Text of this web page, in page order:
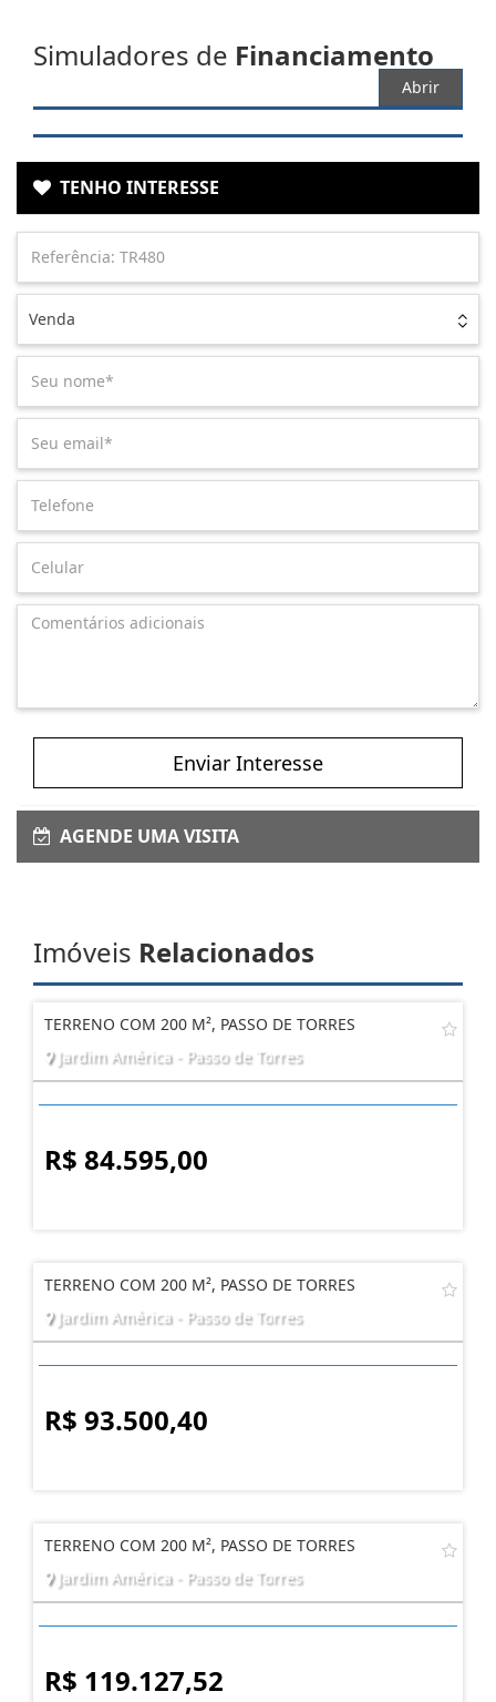
Simuladores de Financiamento
Abrir
TENHO INTERESSE
Venda
Enviar Interesse
AGENDE UMA VISITA
Imóveis Relacionados
TERRENO COM 200 M², PASSO DE TORRES
Jardim América - Passo de Torres
R$ 84.595,00
TERRENO COM 200 M², PASSO DE TORRES
Jardim América - Passo de Torres
R$ 93.500,40
TERRENO COM 200 M², PASSO DE TORRES
Jardim América - Passo de Torres
R$ 119.127,52